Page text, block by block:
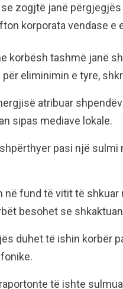
zogjtë janë
korporata vendase e
korbësh tashmë janë
eliminimin e tyre,
atribuar
sipas mediave lokale.
pasi një
fund të vitit të shkuar
besohet se
duhet të ishin korbër
të ishte